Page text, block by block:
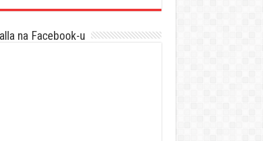
na Facebook-u